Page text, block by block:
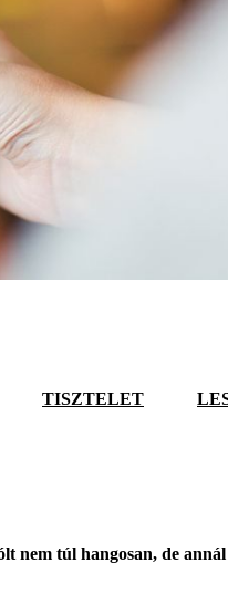
TISZTELET
nem túl hangosan, de